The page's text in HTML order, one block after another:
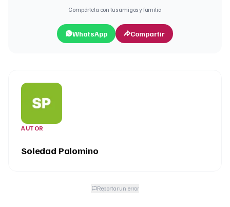
Compártela con tus amigos y familia
WhatsApp Compartir
AUTOR
Soledad Palomino
Reportar un error